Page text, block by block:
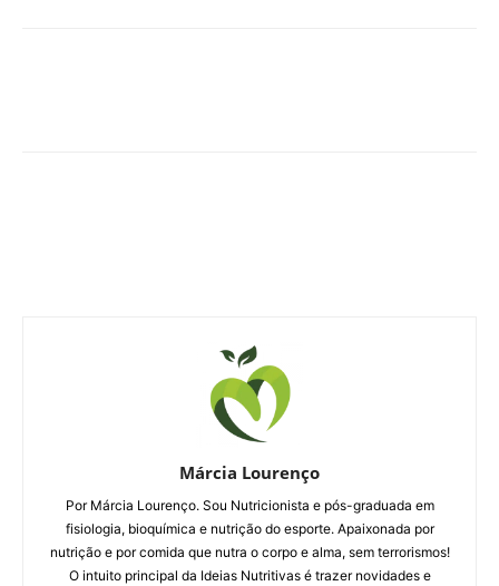
Márcia Lourenço
Por Márcia Lourenço. Sou Nutricionista e pós-graduada em
fisiologia, bioquímica e nutrição do esporte. Apaixonada por
nutrição e por comida que nutra o corpo e alma, sem terrorismos!
O intuito principal da Ideias Nutritivas é trazer novidades e